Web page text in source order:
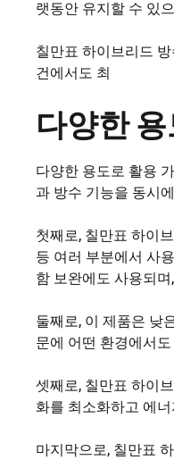
랫동안 유지할 수 있
칠만표 하이브리드
건에서도 최
다양한
다양한 용도로 활용
과 방수 기능을 동시
첫째로, 칠만표 하이
등 여러 부분에서 사
함 보완에도 사용되
둘째로, 이 제품은 낮
문에 어떤 환경에서
셋째로, 칠만표 하이
화를 최소화하고 에
마지막으로, 칠만표